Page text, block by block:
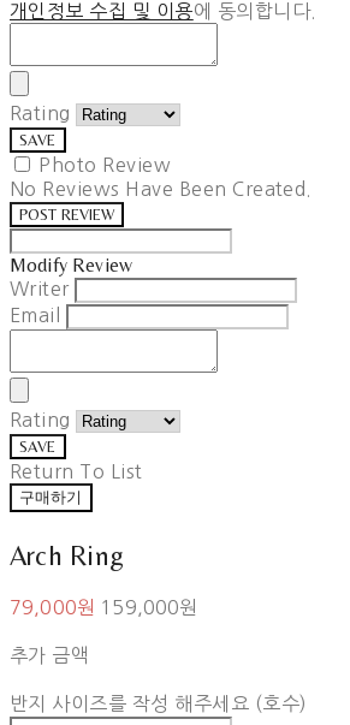
개인정보 수집 및 이용에 동의합니다.
Rating
SAVE
Photo Review
No Reviews Have Been Created.
POST REVIEW
Modify Review
Writer
Email
Rating
SAVE
Return To List
구매하기
Arch Ring
79,000원 159,000원
추가 금액
반지 사이즈를 작성 해주세요 (호수)